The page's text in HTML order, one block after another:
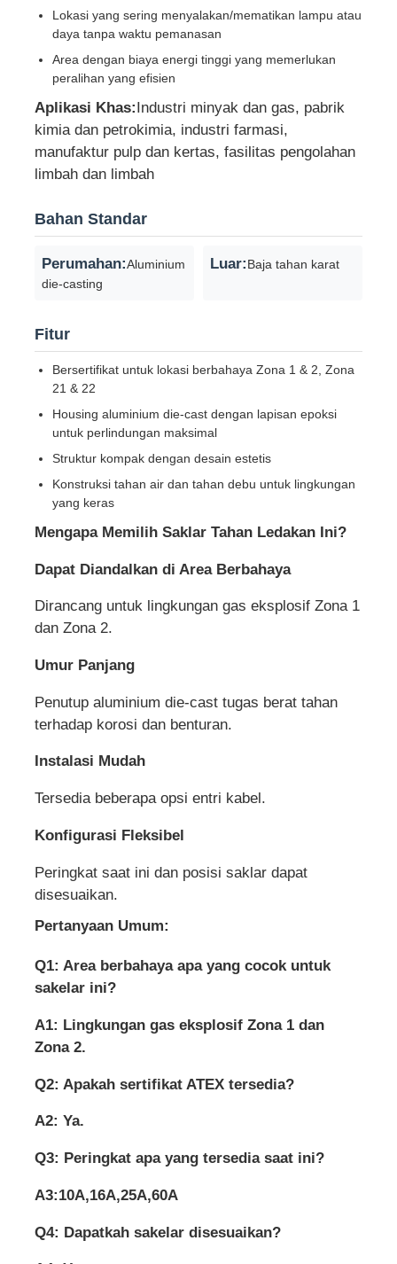
saklar tahan ledakan
Kelenjar Kabel Buktinya Ledakan
colokan dan soket anti ledakan
Lokasi yang sering menyalakan/mematikan lampu atau
daya tanpa waktu pemanasan
Area dengan biaya energi tinggi yang memerlukan
peralihan yang efisien
Aplikasi Khas:Industri minyak dan gas, pabrik
kimia dan petrokimia, industri farmasi,
manufaktur pulp dan kertas, fasilitas pengolahan
limbah dan limbah
Bahan Standar
Perumahan:Aluminium
die-casting
Luar:Baja tahan karat
Fitur
Bersertifikat untuk lokasi berbahaya Zona 1 & 2, Zona
21 & 22
Housing aluminium die-cast dengan lapisan epoksi
untuk perlindungan maksimal
Struktur kompak dengan desain estetis
Konstruksi tahan air dan tahan debu untuk lingkungan
yang keras
Mengapa Memilih Saklar Tahan Ledakan Ini?
Dapat Diandalkan di Area Berbahaya
Dirancang untuk lingkungan gas eksplosif Zona 1
dan Zona 2.
Umur Panjang
Penutup aluminium die-cast tugas berat tahan
terhadap korosi dan benturan.
Instalasi Mudah
Tersedia beberapa opsi entri kabel.
Konfigurasi Fleksibel
Peringkat saat ini dan posisi saklar dapat
disesuaikan.
Pertanyaan Umum:
Q1: Area berbahaya apa yang cocok untuk
sakelar ini?
A1: Lingkungan gas eksplosif Zona 1 dan
Zona 2.
Q2: Apakah sertifikat ATEX tersedia?
A2: Ya.
Q3: Peringkat apa yang tersedia saat ini?
A3:10A,16A,25A,60A
Q4: Dapatkah sakelar disesuaikan?